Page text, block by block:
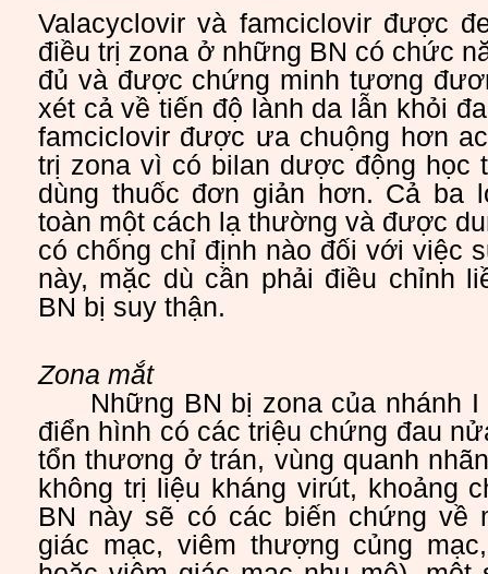
Valacyclovir và famciclovir được
điều trị zona ở những BN có chức
đủ và được chứng minh tương
xét cả về tiến độ lành da lẫn khỏi
famciclovir được ưa chuộng hơn
trị zona vì có bilan dược động học
dùng thuốc đơn giản hơn. Cả ba
toàn một cách lạ thường và được
có chống chỉ định nào đối với việc
này, mặc dù cần phải điều chỉnh
BN bị suy thận.
Zona mắt
Những BN bị zona của nhánh
điển hình có các triệu chứng đau
tổn thương ở trán, vùng quanh
không trị liệu kháng virút, khoảng
BN này sẽ có các biến chứng về
giác mạc, viêm thượng củng